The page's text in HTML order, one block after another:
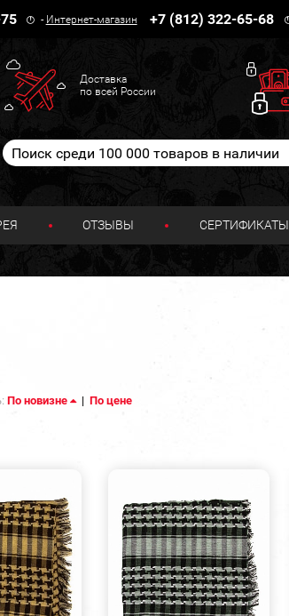
- Интернет-магазин +7 (812) 322-65-68
Доставка
по всей России
ОТЗЫВЫ СЕРТИФИКАТЫ
По новизне | По цене